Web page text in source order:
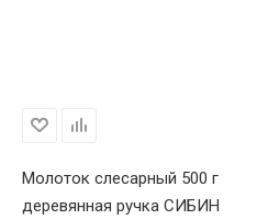
Молоток слесарный 500 г
деревянная ручка СИБИН